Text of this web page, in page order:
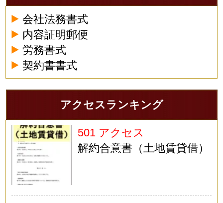
会社法務書式
内容証明郵便
労務書式
契約書書式
アクセスランキング
501 アクセス
解約合意書（土地賃貸借）